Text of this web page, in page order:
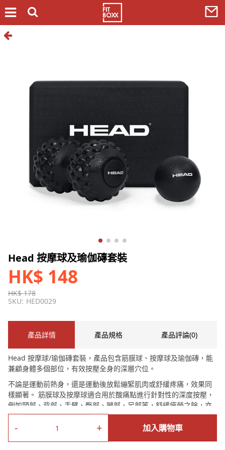
Head 按摩球及瑜伽磚套裝
HK$ 148
HK$ 178
SKU: HED0029
- + 加入購物車
產品詳情 產品規格 產品評論(0)
Head 按摩球/瑜伽磚套裝，產品包含筋膜球、按摩球及瑜伽磚，能
兼顧身體多個部位，有效按壓全身的深層穴位。
不論是運動前熱身，還是運動後放鬆繃緊肌肉或舒緩疼痛，效果同
樣顯著。 筋膜球及按摩球適合用於酸痛點進行針對性的深度按壓，
例如頸部、背部、手臂、臀部、腿部、足部等，舒緩疲勞之餘，亦
能加速血液循環，讓身心得到放鬆。
瑜伽磚則是進行瑜伽動作的輔助品，能幫助調整姿勢，保持平衡，
亦有助運動後伸展全身，防止拉傷肌肉。通過重點按摩，能疏通經